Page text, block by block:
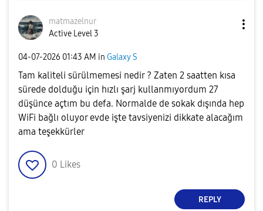
matmazelnur
Active Level 3
‎04-07-2026 01:43 AM in Galaxy S
Tam kaliteli sürülmemesi nedir ? Zaten 2 saatten kısa
sürede dolduğu için hızlı şarj kullanmıyordum 27
düşünce açtım bu defa. Normalde de sokak dışında hep
WiFi bağlı oluyor evde işte tavsiyenizi dikkate alacağım
ama teşekkürler
0 Likes
REPLY